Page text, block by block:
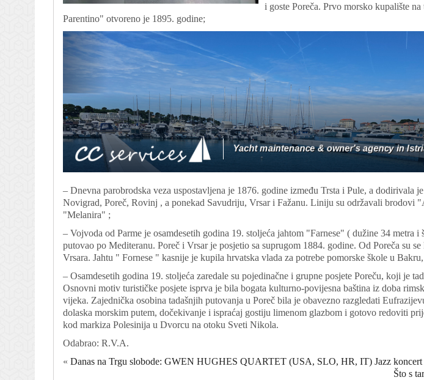
i goste Poreča. Prvo morsko kupalište
Parentino" otvoreno je 1895. godine;
– Dnevna parobrodska veza uspostavljena je 1876. godine između Trsta i Pule, a dodirivala
Novigrad, Poreč, Rovinj , a ponekad Savudriju, Vrsar i Fažanu. Liniju su održavali brodovi
"Melanira" ;
– Vojvoda od Parme je osamdesetih godina 19. stoljeća jahtom "Farnese" ( dužine 34 metra i
putovao po Mediteranu. Poreč i Vrsar je posjetio sa suprugom 1884. godine. Od Poreča su
Vrsara. Jahtu " Fornese " kasnije je kupila hrvatska vlada za potrebe pomorske škole u
– Osamdesetih godina 19. stoljeća zaredale su pojedinačne i grupne posjete Poreču, koji je
Osnovni motiv turističke posjete isprva je bila bogata kulturno-povijesna baština iz doba
vijeka. Zajednička osobina tadašnjih putovanja u Poreč bila je obavezno razgledati
dolaska morskim putem, dočekivanje i ispraćaj gostiju limenom glazbom i gotovo redoviti
kod markiza Polesinija u Dvorcu na otoku Sveti Nikola.
Odabrao: R.V.A.
« Danas na Trgu slobode: GWEN HUGHES QUARTET (USA, SLO, HR, IT) Jazz koncert
Što s